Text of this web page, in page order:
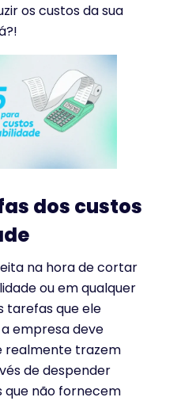
os custos da sua
dos custos
na hora de cortar
ou em qualquer
tarefas que ele
empresa deve
realmente trazem
de despender
que não fornecem